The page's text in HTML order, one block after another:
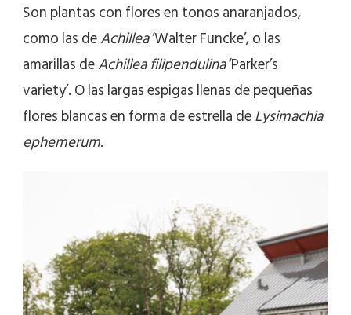
Son plantas con flores en tonos anaranjados,
como las deAchillea‘Walter Funcke’, o las
amarillas deAchillea filipendulina‘Parker’s
variety’. O las largas espigas llenas de pequeñas
flores blancas en forma de estrella deLysimachia
ephemerum.